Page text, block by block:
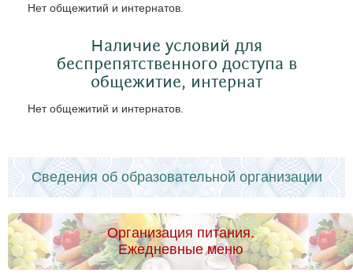
Нет общежитий и интернатов.
Наличие условий для
беспрепятственного доступа в
общежитие, интернат
Нет общежитий и интернатов.
Сведения об образовательной организации
Организация питания.
Ежедневные меню